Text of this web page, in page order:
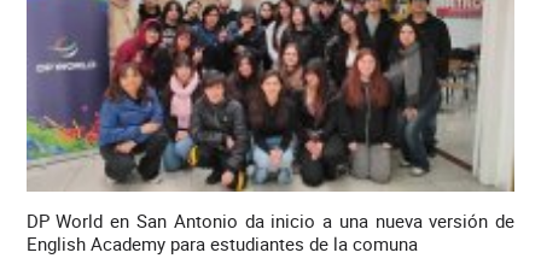
DP World en San Antonio da inicio a una nueva versión de
English Academy para estudiantes de la comuna